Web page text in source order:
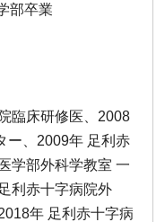
部卒業
臨床研修医、2008
ー、2009年 足利赤
学部外科学教室 一
利赤十字病院外
年 足利赤十字病